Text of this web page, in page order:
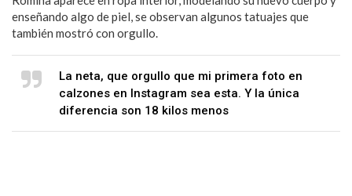
enseñando algo de piel, se observan algunos tatuajes que
también mostró con orgullo.
La neta, que orgullo que mi primera foto en
calzones en Instagram sea esta. Y la única
diferencia son 18 kilos menos